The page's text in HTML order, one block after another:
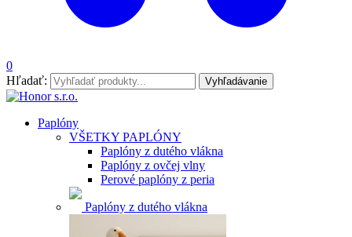
0
Hľadať:
Vyhľadávanie
Paplóny
VŠETKY PAPLÓNY
Paplóny z dutého vlákna
Paplóny z ovčej vlny
Perové paplóny z peria
Paplóny z dutého vlákna